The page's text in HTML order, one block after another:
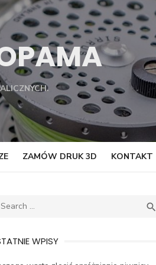
ZAMÓW DRUK 3D KONTAKT

WPISY